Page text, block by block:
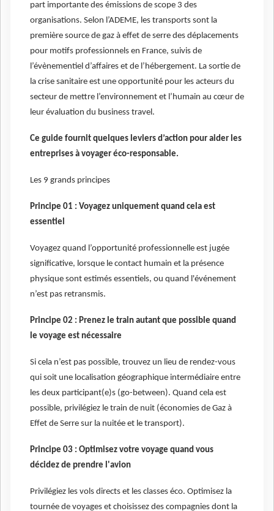
part importante des émissions de scope 3 des
organisations. Selon l’ADEME, les transports sont la
première source de gaz à effet de serre des déplacements
pour motifs professionnels en France, suivis de
l’évènementiel d’affaires et de l’hébergement. La sortie de
la crise sanitaire est une opportunité pour les acteurs du
secteur de mettre l’environnement et l’humain au cœur de
leur évaluation du business travel.
Ce guide fournit quelques leviers d’action pour aider les
entreprises à voyager éco-responsable.
Les 9 grands principes
Principe 01 : Voyagez uniquement quand cela est
essentiel
Voyagez quand l’opportunité professionnelle est jugée
significative, lorsque le contact humain et la présence
physique sont estimés essentiels, ou quand l'événement
n’est pas retransmis.
Principe 02 : Prenez le train autant que possible quand
le voyage est nécessaire
Si cela n’est pas possible, trouvez un lieu de rendez-vous
qui soit une localisation géographique intermédiaire entre
les deux participant(e)s (go-between). Quand cela est
possible, privilégiez le train de nuit (économies de Gaz à
Effet de Serre sur la nuitée et le transport).
Principe 03 : Optimisez votre voyage quand vous
décidez de prendre l'avion
Privilégiez les vols directs et les classes éco. Optimisez la
tournée de voyages et choisissez des compagnies dont la